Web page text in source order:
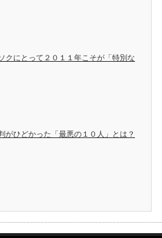
クにとって２０１１年こそが「特別な
がひどかった「最悪の１０人」とは？